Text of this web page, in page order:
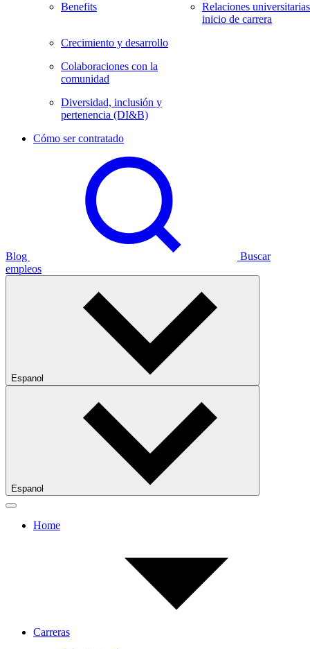
Benefits
Crecimiento y desarrollo
Colaboraciones con la
comunidad
Diversidad, inclusión y
pertenencia (DI&B)
Relaciones
inicio de carrera
Cómo ser contratado
Blog
Buscar
empleos
Espanol
Espanol
Home
Carreras